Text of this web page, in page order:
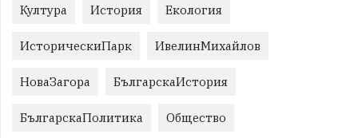
Култура История Екология
ИсторическиПарк ИвелинМихайлов
НоваЗагора БългарскаИстория
БългарскаПолитика Общество